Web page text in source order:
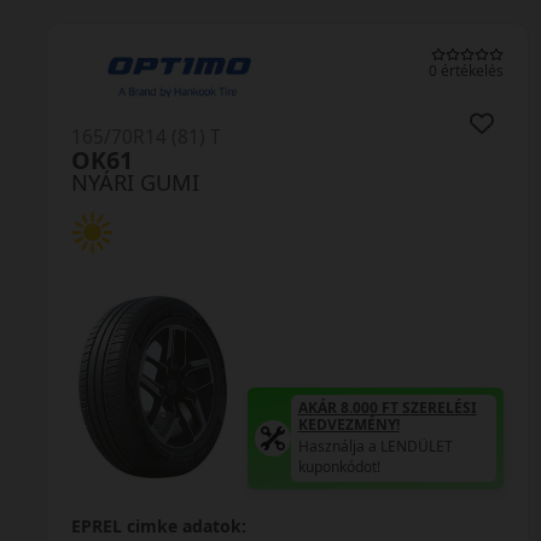
0 értékelés
NYÁRI GUMI
M-20 Outrun Pro XL
AKÁR 8.000 FT SZERELÉSI
KEDVEZMÉNY!
Használja a LENDÜLET
kuponkódot!
EPREL cimke adatok: